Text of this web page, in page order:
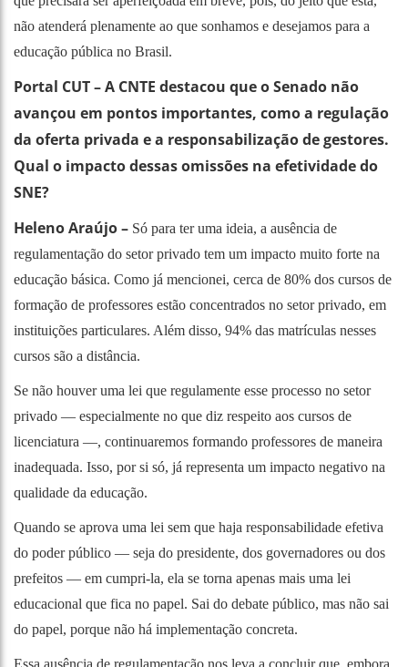
não atenderá plenamente ao que sonhamos e desejamos para a
educação pública no Brasil.
Portal CUT – A CNTE destacou que o Senado não
avançou em pontos importantes, como a regulação
da oferta privada e a responsabilização de gestores.
Qual o impacto dessas omissões na efetividade do
SNE?
Heleno Araújo – Só para ter uma ideia, a ausência de
regulamentação do setor privado tem um impacto muito forte na
educação básica. Como já mencionei, cerca de 80% dos cursos de
formação de professores estão concentrados no setor privado, em
instituições particulares. Além disso, 94% das matrículas nesses
cursos são a distância.
Se não houver uma lei que regulamente esse processo no setor
privado — especialmente no que diz respeito aos cursos de
licenciatura —, continuaremos formando professores de maneira
inadequada. Isso, por si só, já representa um impacto negativo na
qualidade da educação.
Quando se aprova uma lei sem que haja responsabilidade efetiva
do poder público — seja do presidente, dos governadores ou dos
prefeitos — em cumpri-la, ela se torna apenas mais uma lei
educacional que fica no papel. Sai do debate público, mas não sai
do papel, porque não há implementação concreta.
Essa ausência de regulamentação nos leva a concluir que, embora